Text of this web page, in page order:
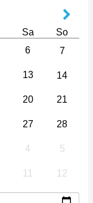
Sa
So
6 7
13 14
20 21
27 28
4 5
11 12